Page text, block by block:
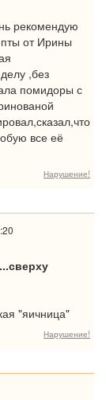
рекомендую
от Ирины
,без
помидоры с
все её
Нарушение!
"яичница"
Нарушение!